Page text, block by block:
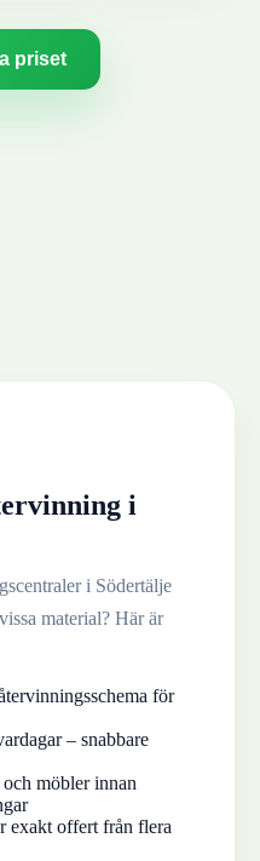
priset
i
i Södertälje
material? Här är
för
– snabbare
möbler innan
exakt offert från flera